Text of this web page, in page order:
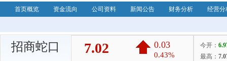
首页概览 资金流向 公司资料 新闻公告 财务分析 经营分
招商蛇口